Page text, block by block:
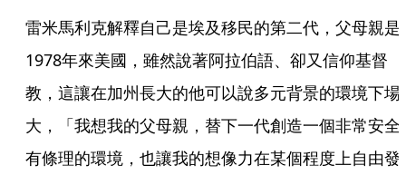
雷米馬利克解釋自己是埃及移民的第二代，父母親是
1978年來美國，雖然說著阿拉伯語、卻又信仰基督
教，這讓在加州長大的他可以說多元背景的環境下場
大，「我想我的父母親，替下一代創造一個非常安全
有條理的環境，也讓我的想像力在某個程度上自由發